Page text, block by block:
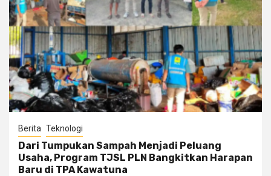
Berita Teknologi
Dari Tumpukan Sampah Menjadi Peluang
Usaha, Program TJSL PLN Bangkitkan Harapan
Baru di TPA Kawatuna